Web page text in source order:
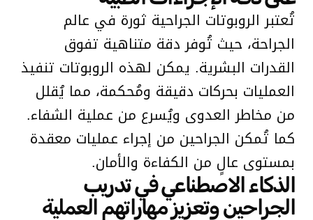
تُعتبر الروبوتات الجراحية ثورة في عالم
الجراحة، حيث تُوفر دقة متناهية تفوق
القدرات البشرية. يمكن لهذه الروبوتات تنفيذ
العمليات بحركات دقيقة ومُحكمة، مما يُقلل
من مخاطر العدوى ويُسرع من عملية الشفاء.
كما تُمكن الجراحين من إجراء عمليات معقدة
بمستوى عالٍ من الكفاءة والأمان.
الذكاء الاصطناعي في تدريب
الجراحين وتعزيز مهاراتهم العملية